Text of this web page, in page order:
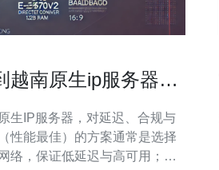
越南原生ip服务器的
生IP服务器，对延迟、合规与
性能最佳）的方案通常是选择
络，保证低延迟与高可用；最